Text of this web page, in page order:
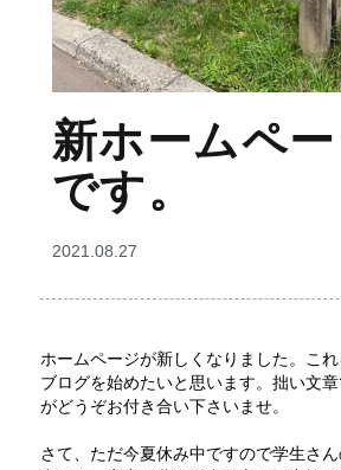
新ホームペ
です。
2021.08.27
ホームページが新しくなりました。こ
ブログを始めたいと思います。拙い文
がどうぞお付き合い下さいませ。
さて、ただ今夏休み中ですので学生さ